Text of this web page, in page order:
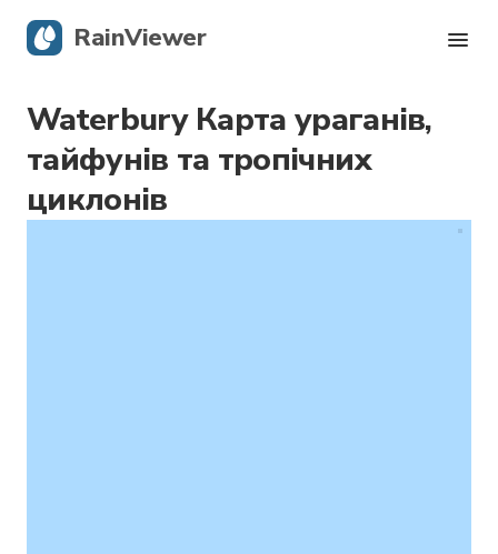
Waterbury Карта ураганів,
тайфунів та тропічних
циклонів
RainViewer
Карта опадів
Тропічні циклони